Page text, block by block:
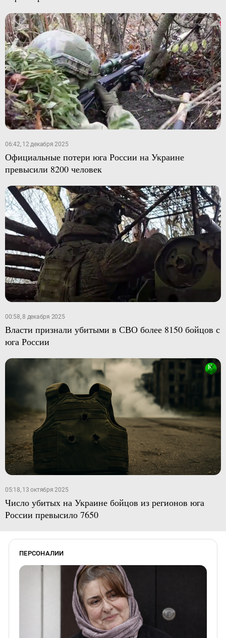
06:42, 12 декабря 2025
Официальные потери юга России на Украине
превысили 8200 человек
00:58, 8 декабря 2025
Власти признали убитыми в СВО более 8150 бойцов с
юга России
05:18, 13 октября 2025
Число убитых на Украине бойцов из регионов юга
России превысило 7650
ПЕРСОНАЛИИ